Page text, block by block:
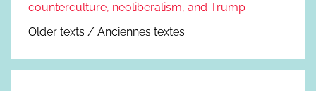
counterculture, neoliberalism, and Trump
Older texts / Anciennes textes